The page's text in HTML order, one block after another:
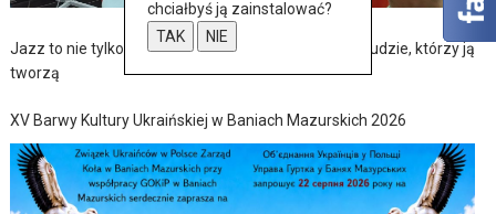
Jazz to nie tylko muzyka – to także historia, pasja i ludzie, którzy ją
tworzą
XV Barwy Kultury Ukraińskiej w Baniach Mazurskich 2026
chciałbyś ją zainstalować?
TAK
NIE